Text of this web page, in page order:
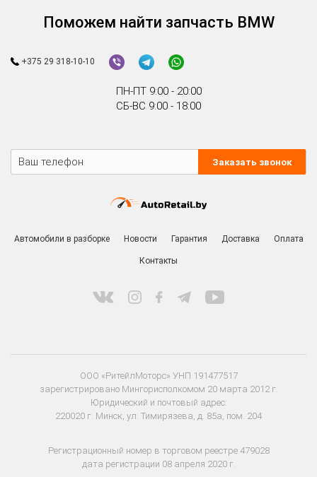
Поможем найти запчасть BMW
+375 29 318-10-10
ПН-ПТ 9:00 - 20:00
СБ-ВС 9:00 - 18:00
Заказать звонок
Автомобили в разборке Новости Гарантия Доставка Оплата
Контакты
ООО «РитейлМоторс» УНП 191477517
зарегистрировано Мингорисполкомом 20 марта 2012 г.
Юридический и почтовый адрес:
220020 г. Минск, ул. Тимирязева, д. 85а, пом. 204
Регистрационный номер в торговом реестре 479028
дата регистрации 08 апреля 2020 г.